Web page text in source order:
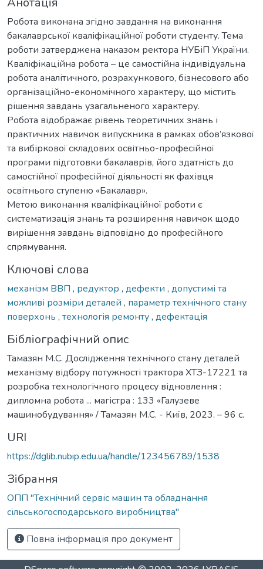
Робота виконана згідно завдання на виконання
бакалаврської кваліфікаційної роботи студенту. Тема
роботи затверджена наказом ректора НУБіП України.
Кваліфікаційна робота – це самостійна індивідуальна
робота аналітичного, розрахункового, бізнесового або
організаційно-економічного характеру, що містить
рішення завдань узагальненого характеру.
Робота відображає рівень теоретичних знань і
практичних навичок випускника в рамках обов’язкової
та вибіркової складових освітньо-професійної
програми підготовки бакалаврів, його здатність до
самостійної професійної діяльності як фахівця
освітнього ступеню «Бакалавр».
Метою виконання кваліфікаційної роботи є
систематизація знань та розширення навичок щодо
вирішення завдань відповідно до професійного
спрямування.
Ключові слова
механізм ВВП , редуктор , дефекти , допустимі та
можливі розміри деталей , параметр технічного стану
поверхонь , технологія ремонту, дефектація
Бібліографічний опис
Тамазян М.С. Дослідження технічного стану деталей
механізму відбору потужності трактора ХТЗ-17221 та
розробка технологічного процесу відновлення :
дипломна робота ... магістра : 133 «Галузеве
машинобудування» / Тамазян М.С. - Київ, 2023. – 96 с.
URI
https://dglib.nubip.edu.ua/handle/123456789/1538
Зібрання
ОПП "Технічний сервіс машин та обладнання
сільськогосподарського виробництва"
Повна інформація про документ